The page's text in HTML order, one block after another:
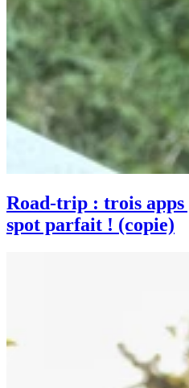
Road-trip : trois
spot parfait ! (copie)